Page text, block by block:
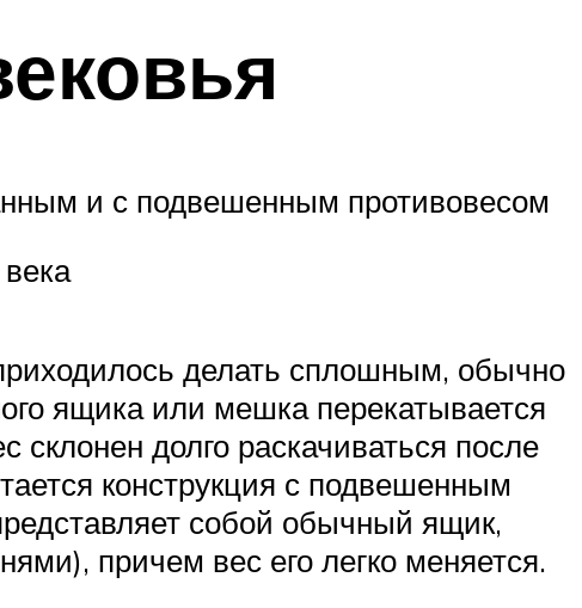
и с подвешенным противовесом
делать сплошным, обычно
ящика или мешка перекатывается
долго раскачиваться после
конструкция с подвешенным
собой обычный ящик,
причем вес его легко меняется.